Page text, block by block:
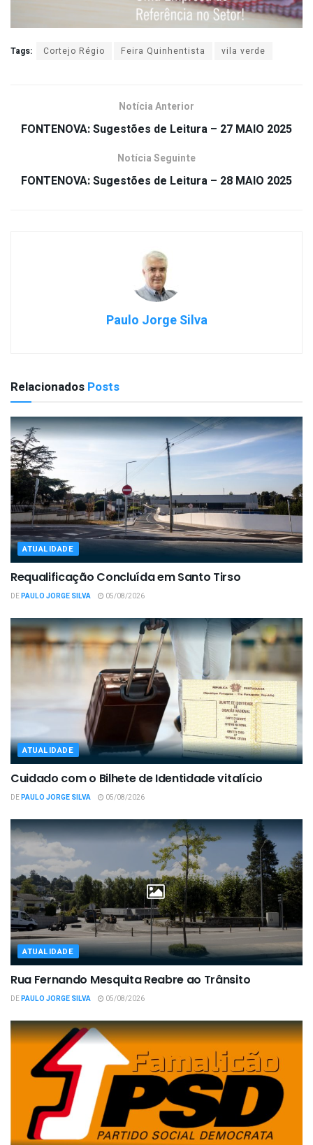
Tags: Cortejo Régio Feira Quinhentista vila verde
Notícia Anterior
FONTENOVA: Sugestões de Leitura – 27 MAIO 2025
Notícia Seguinte
FONTENOVA: Sugestões de Leitura – 28 MAIO 2025
Paulo Jorge Silva
Relacionados Posts
ATUALIDADE
Requalificação Concluída em Santo Tirso
DEPAULO JORGE SILVA 05/08/2026
ATUALIDADE
Cuidado com o Bilhete de Identidade vitalício
DEPAULO JORGE SILVA 05/08/2026
ATUALIDADE
Rua Fernando Mesquita Reabre ao Trânsito
DEPAULO JORGE SILVA 05/08/2026